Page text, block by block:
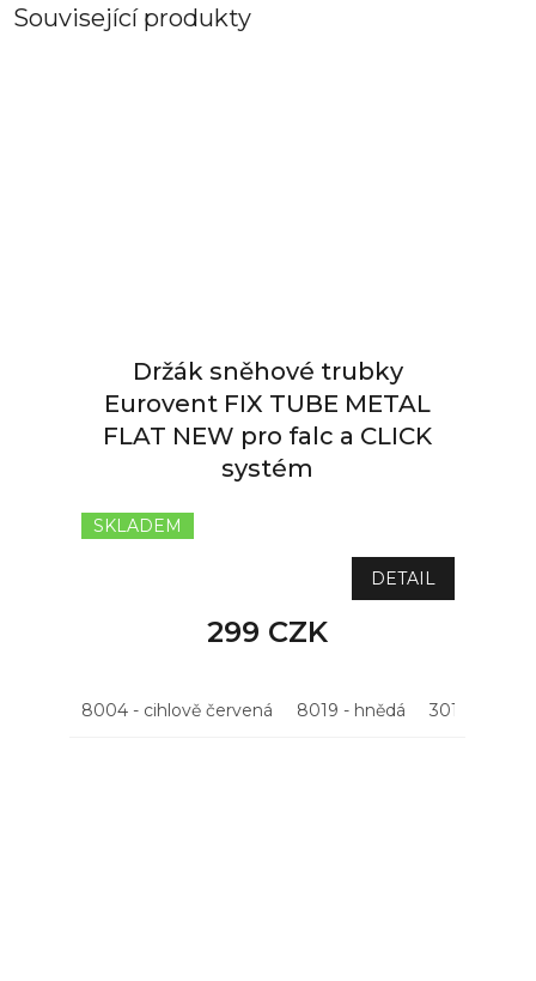
Související produkty
Držák sněhové trubky
Eurovent FIX TUBE METAL
FLAT NEW pro falc a CLICK
systém
SKLADEM
299 CZK
DETAIL
8004 - cihlově červená 8019 - hnědá 3011 -